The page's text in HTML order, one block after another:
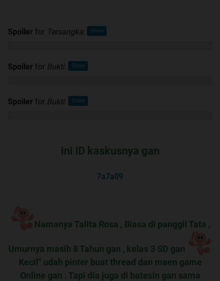
Spoiler for Tersangka:
Spoiler for Bukti:
Spoiler for Bukti:
ini ID kaskusnya gan
7a7a09
Namanya Talita Rosa , Biasa di panggil Tata ,
Umurnya masih 8 Tahun gan , kelas 3 SD gan
Kecil" udah pinter buat thread dan maen game
Online gan . Tapi dia juga di batesin gan sama